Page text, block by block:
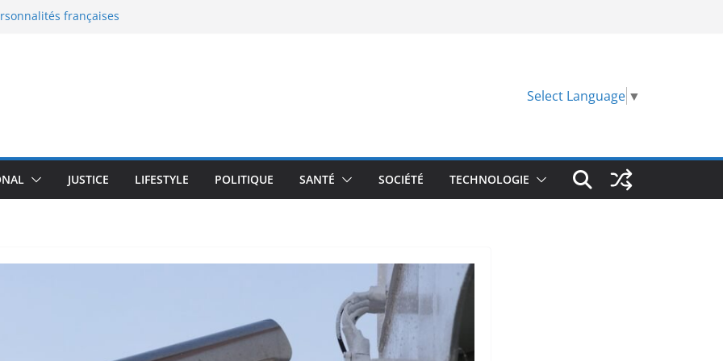
françaises
la nouvelle bataille de
l’enceinte active qui
de 100 000 $
Select Language ▼
JUSTICE LIFESTYLE POLITIQUE SANTÉ SOCIÉTÉ TECHNOLOGIE